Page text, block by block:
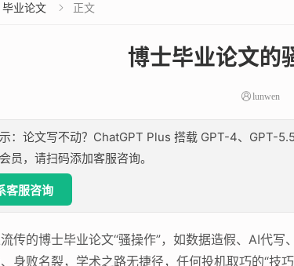
毕业论文  正文
博士毕业论文的
lunwen
：论文写不动？ChatGPT Plus 搭载 GPT-4、GPT-
员，请扫码添加客服咨询。
客服咨询
传的博士毕业论文“骚操作”，如数据造假、AI代
身败名裂，学术之路无捷径，任何投机取巧的“技